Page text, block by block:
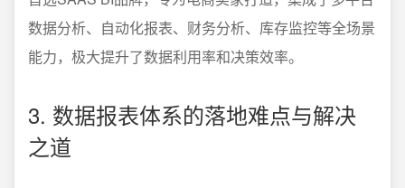
数据分析、自动化报表、财务分析、库存监控等全场景
能力，极大提升了数据利用率和决策效率。
3. 数据报表体系的落地难点与解决
之道